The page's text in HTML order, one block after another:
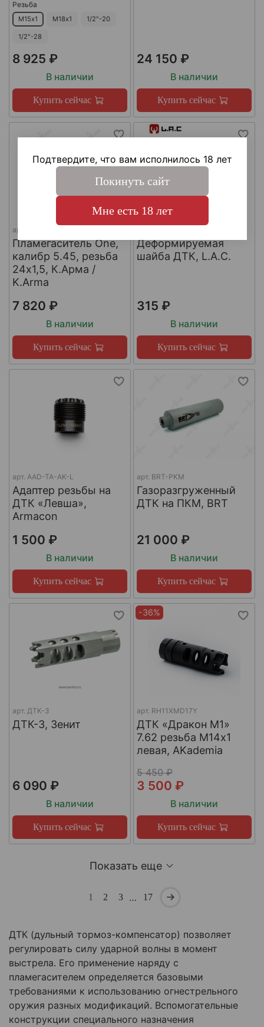
Резьба
М15х1 М18х1 1/2"-20
1/2"-28
8 925 ₽
В наличии
Купить сейчас
24 150 ₽
В наличии
Купить сейчас
арт.
Пламегаситель One,
калибр 5.45, резьба
24х1,5, К.Арма /
K.Arma
7 820 ₽
В наличии
Купить сейчас
Деформируемая
шайба ДТК, L.A.C.
315 ₽
В наличии
Купить сейчас
арт. AAD-TA-AK-L
Адаптер резьбы на
ДТК «Левша»,
Armacon
1 500 ₽
В наличии
Купить сейчас
арт. BRT-PKM
Газоразгруженный
ДТК на ПКМ, BRT
21 000 ₽
В наличии
Купить сейчас
арт. ДТК-3
ДТК-3, Зенит
6 090 ₽
В наличии
Купить сейчас
-36%
арт. RH11XMD17Y
ДТК «Дракон М1»
7.62 резьба М14х1
левая, AKademia
5 450 ₽
3 500 ₽
В наличии
Купить сейчас
Показать еще
1 2 3 … 17
ДТК (дульный тормоз-компенсатор) позволяет
регулировать силу ударной волны в момент
выстрела. Его применение наряду с
пламегасителем определяется базовыми
требованиями к использованию огнестрельного
оружия разных модификаций. Вспомогательные
конструкции специального назначения
Подтвердите, что вам исполнилось 18 лет
Покинуть сайт
Мне есть 18 лет